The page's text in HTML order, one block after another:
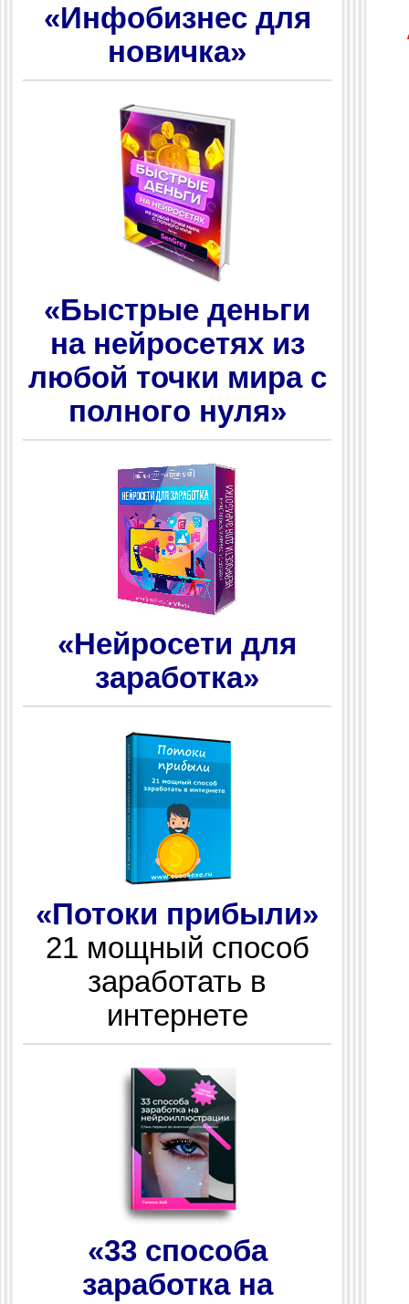
«Инфобизнес для
новичка»
«Быстрые деньги
на нейросетях из
любой точки мира с
полного нуля»
«Нейросети для
заработка»
«Потоки прибыли»
21 мощный способ
заработать в
интернете
«33 способа
заработка на